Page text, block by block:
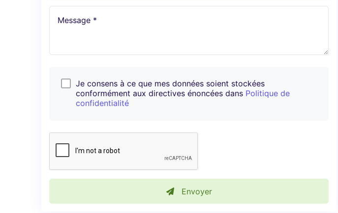
Message *
Je consens à ce que mes données soient stockées
conformément aux directives énoncées dans Politique de
confidentialité
Envoyer